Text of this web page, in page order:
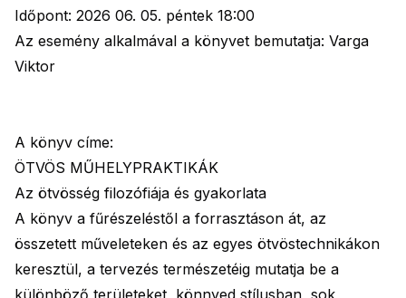
Időpont: 2026 06. 05. péntek 18:00
Az esemény alkalmával a könyvet bemutatja: Varga
Viktor
A könyv címe:
ÖTVÖS MŰHELYPRAKTIKÁK
Az ötvösség filozófiája és gyakorlata
A könyv a fűrészeléstől a forrasztáson át, az
összetett műveleteken és az egyes ötvöstechnikákon
keresztül, a tervezés természetéig mutatja be a
különböző területeket, könnyed stílusban, sok